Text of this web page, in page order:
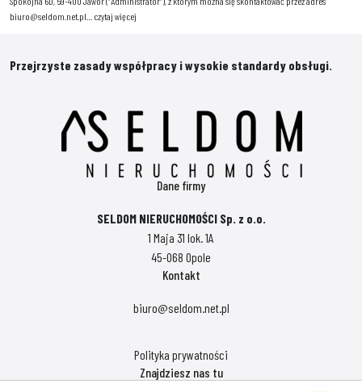
biuro@seldom.net.pl… czytaj więcej
Przejrzyste zasady współpracy i wysokie standardy obsługi.
Dane firmy
SELDOM NIERUCHOMOŚCI Sp. z o.o.
1 Maja 31 lok. 1A
45-068 Opole
Kontakt
biuro@seldom.net.pl
Polityka prywatności
Znajdziesz nas tu